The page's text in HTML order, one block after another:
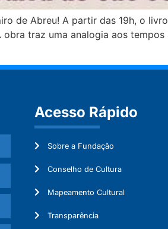
de Abreu! A partir das 19h, o livro
traz uma analogia aos
Acesso Rápido
Sobre a Fundação
Conselho de Cultura
Mapeamento Cultural
Transparência